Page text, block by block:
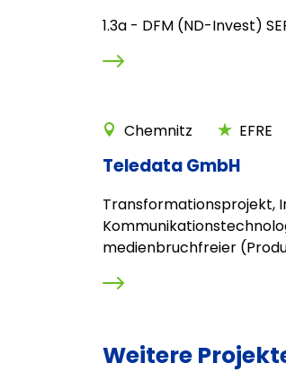
1.3a - DFM (ND-Invest)
Chemnitz EFRE
Teledata GmbH
Transformationsprojekt,
medienbruchfreier
Weitere